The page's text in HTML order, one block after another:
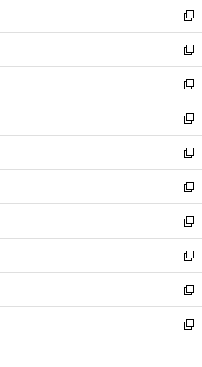
く
で
開
く
ド
ウ
で
開
く
ィ
ン
ド
ウ
で
開
く
新
し
い
ウ
ィ
ン
ド
ウ
で
開
く
新
し
い
ウ
ィ
ン
ド
ウ
で
開
く
新
し
い
ウ
ィ
ン
ド
ウ
で
開
く
新
し
い
ウ
ィ
ン
ド
ウ
で
開
く
新
し
い
ウ
ィ
ン
ド
ウ
で
開
く
新
し
い
ウ
ィ
ン
ド
ウ
で
開
新
し
い
ウ
ィ
ン
ド
ウ
新
し
い
ウ
ィ
ン
新
し
い
ウ
新
し